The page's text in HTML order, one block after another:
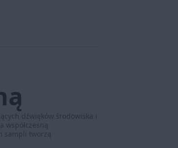
dźwięków środowiska i
współczesną
sampli tworzą